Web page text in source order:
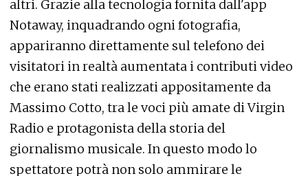
altri. Grazie alla tecnologia fornita dall'app
Notaway, inquadrando ogni fotografia,
appariranno direttamente sul telefono dei
visitatori in realtà aumentata i contributi video
che erano stati realizzati appositamente da
Massimo Cotto, tra le voci più amate di Virgin
Radio e protagonista della storia del
giornalismo musicale. In questo modo lo
spettatore potrà non solo ammirare le